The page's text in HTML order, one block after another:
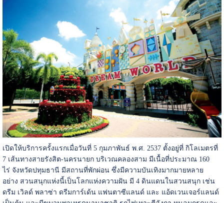
เปิดให้บริการครั้งแรกเมื่อวันที่ 5 กุมภาพันธ์ พ.ศ. 2537 ตั้งอยู่ที่ กิโลเมตรที่
7 เส้นทางสายรังสิต-นครนายก บริเวณคลองสาม มีเนื้อที่ประมาณ 160
ไร่ จังหวัดปทุมธานี มีสถานที่พักผ่อน ซึ่งมีความบันเทิงมากมายหลาย
อย่าง สวนสนุกแห่งนี้เป็นโลกแห่งความฝัน มี 4 ดินแดนในสวนสนุก เช่น
ดรีม เวิลด์ พลาซ่า ดรีมการ์เด้น แฟนตาซีแลนด์ และ แอ้ดเวนเจอร์แลนด์